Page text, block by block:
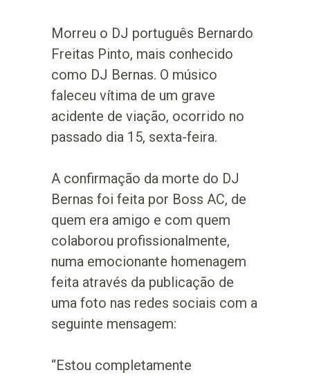
Morreu o DJ português Bernardo
Freitas Pinto, mais conhecido
como DJ Bernas. O músico
faleceu vítima de um grave
acidente de viação, ocorrido no
passado dia 15, sexta-feira.
A confirmação da morte do DJ
Bernas foi feita por Boss AC, de
quem era amigo e com quem
colaborou profissionalmente,
numa emocionante homenagem
feita através da publicação de
uma foto nas redes sociais com a
seguinte mensagem:
“Estou completamente